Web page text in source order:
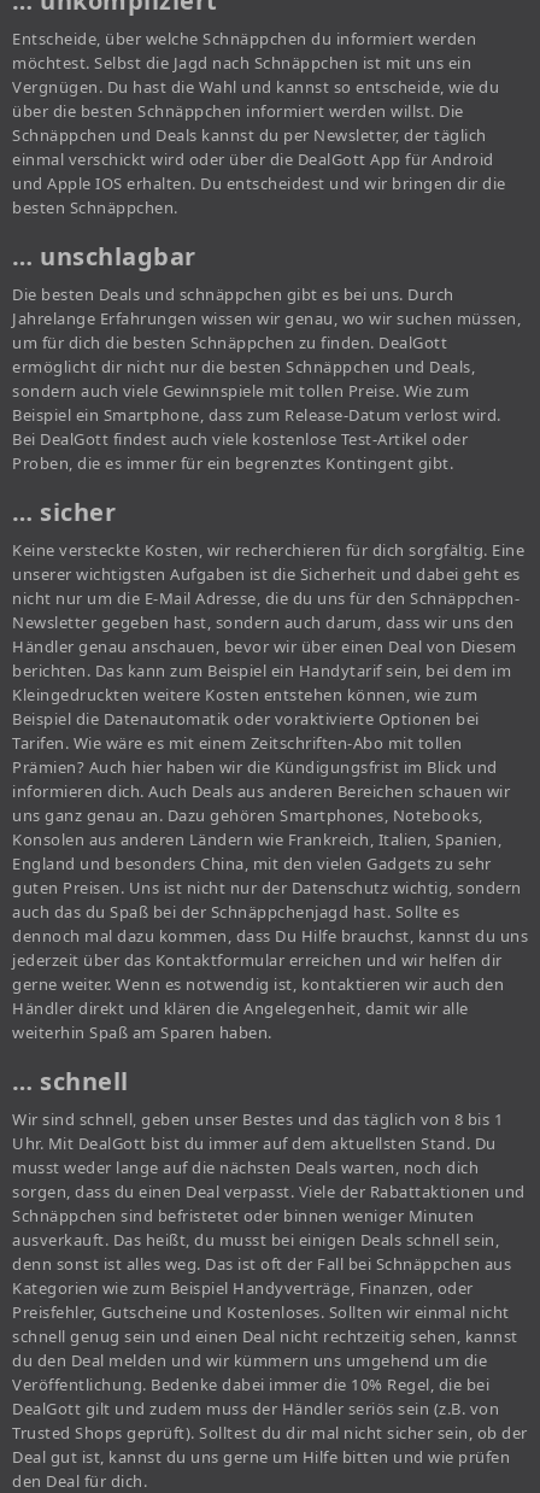
Entscheide, über welche Schnäppchen du informiert werden
möchtest. Selbst die Jagd nach Schnäppchen ist mit uns ein
Vergnügen. Du hast die Wahl und kannst so entscheide, wie du
über die besten Schnäppchen informiert werden willst. Die
Schnäppchen und Deals kannst du per Newsletter, der täglich
einmal verschickt wird oder über die DealGott App für Android
und Apple IOS erhalten. Du entscheidest und wir bringen dir die
besten Schnäppchen.
… unschlagbar
Die besten Deals und schnäppchen gibt es bei uns. Durch
Jahrelange Erfahrungen wissen wir genau, wo wir suchen müssen,
um für dich die besten Schnäppchen zu finden. DealGott
ermöglicht dir nicht nur die besten Schnäppchen und Deals,
sondern auch viele Gewinnspiele mit tollen Preise. Wie zum
Beispiel ein Smartphone, dass zum Release-Datum verlost wird.
Bei DealGott findest auch viele kostenlose Test-Artikel oder
Proben, die es immer für ein begrenztes Kontingent gibt.
… sicher
Keine versteckte Kosten, wir recherchieren für dich sorgfältig. Eine
unserer wichtigsten Aufgaben ist die Sicherheit und dabei geht es
nicht nur um die E-Mail Adresse, die du uns für den Schnäppchen-
Newsletter gegeben hast, sondern auch darum, dass wir uns den
Händler genau anschauen, bevor wir über einen Deal von Diesem
berichten. Das kann zum Beispiel ein Handytarif sein, bei dem im
Kleingedruckten weitere Kosten entstehen können, wie zum
Beispiel die Datenautomatik oder voraktivierte Optionen bei
Tarifen. Wie wäre es mit einem Zeitschriften-Abo mit tollen
Prämien? Auch hier haben wir die Kündigungsfrist im Blick und
informieren dich. Auch Deals aus anderen Bereichen schauen wir
uns ganz genau an. Dazu gehören Smartphones, Notebooks,
Konsolen aus anderen Ländern wie Frankreich, Italien, Spanien,
England und besonders China, mit den vielen Gadgets zu sehr
guten Preisen. Uns ist nicht nur der Datenschutz wichtig, sondern
auch das du Spaß bei der Schnäppchenjagd hast. Sollte es
dennoch mal dazu kommen, dass Du Hilfe brauchst, kannst du uns
jederzeit über das Kontaktformular erreichen und wir helfen dir
gerne weiter. Wenn es notwendig ist, kontaktieren wir auch den
Händler direkt und klären die Angelegenheit, damit wir alle
weiterhin Spaß am Sparen haben.
… schnell
Wir sind schnell, geben unser Bestes und das täglich von 8 bis 1
Uhr. Mit DealGott bist du immer auf dem aktuellsten Stand. Du
musst weder lange auf die nächsten Deals warten, noch dich
sorgen, dass du einen Deal verpasst. Viele der Rabattaktionen und
Schnäppchen sind befristetet oder binnen weniger Minuten
ausverkauft. Das heißt, du musst bei einigen Deals schnell sein,
denn sonst ist alles weg. Das ist oft der Fall bei Schnäppchen aus
Kategorien wie zum Beispiel Handyverträge, Finanzen, oder
Preisfehler, Gutscheine und Kostenloses. Sollten wir einmal nicht
schnell genug sein und einen Deal nicht rechtzeitig sehen, kannst
du den Deal melden und wir kümmern uns umgehend um die
Veröffentlichung. Bedenke dabei immer die 10% Regel, die bei
DealGott gilt und zudem muss der Händler seriös sein (z.B. von
Trusted Shops geprüft). Solltest du dir mal nicht sicher sein, ob der
Deal gut ist, kannst du uns gerne um Hilfe bitten und wie prüfen
den Deal für dich.